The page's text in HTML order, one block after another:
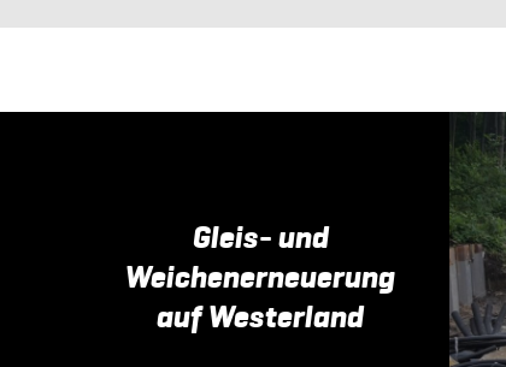
Gleis- und
Weichenerneuerung
auf Westerland